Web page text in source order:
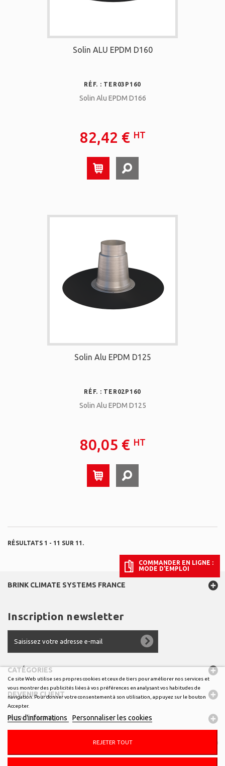
Solin ALU EPDM D160
RÉF. : TER03P160
Solin Alu EPDM D166
82,42 € HT
Solin Alu EPDM D125
RÉF. : TER02P160
Solin Alu EPDM D125
80,05 € HT
RÉSULTATS 1 - 11 SUR 11.
BRINK CLIMATE SYSTEMS FRANCE
Inscription newsletter
CATÉGORIES
DEVENIR CLIENT
MON COMPTE
Ce site Web utilise ses propres cookies et ceux de tiers pour améliorer nos services et
vous montrer des publicités liées à vos préférences en analysant vos habitudes de
navigation. Pour donner votre consentement à son utilisation, appuyez sur le bouton
Accepter.
Plus d'informations Personnaliser les cookies
REJETER TOUT
COMMANDER EN LIGNE :
MODE D’EMPLOI